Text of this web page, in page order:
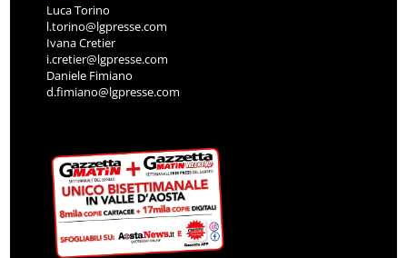
Luca Torino
l.torino@lgpresse.com
Ivana Cretier
i.cretier@lgpresse.com
Daniele Fimiano
d.fimiano@lgpresse.com